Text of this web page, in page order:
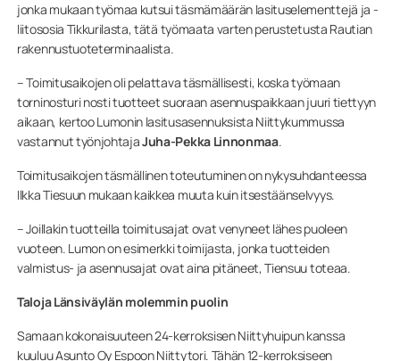
jonka mukaan työmaa kutsui täsmämäärän lasituselementtejä ja -
liitososia Tikkurilasta, tätä työmaata varten perustetusta Rautian
rakennustuoteterminaalista.
– Toimitusaikojen oli pelattava täsmällisesti, koska työmaan
torninosturi nosti tuotteet suoraan asennuspaikkaan juuri tiettyyn
aikaan, kertoo Lumonin lasitusasennuksista Niittykummussa
vastannut työnjohtajaJuha-Pekka Linnonmaa.
Toimitusaikojen täsmällinen toteutuminen on nykysuhdanteessa
Ilkka Tiesuun mukaan kaikkea muuta kuin itsestäänselvyys.
– Joillakin tuotteilla toimitusajat ovat venyneet lähes puoleen
vuoteen. Lumon on esimerkki toimijasta, jonka tuotteiden
valmistus- ja asennusajat ovat aina pitäneet, Tiensuu toteaa.
Taloja Länsiväylän molemmin puolin
Samaan kokonaisuuteen 24-kerroksisen Niittyhuipun kanssa
kuuluu Asunto Oy Espoon Niittytori. Tähän 12-kerroksiseen